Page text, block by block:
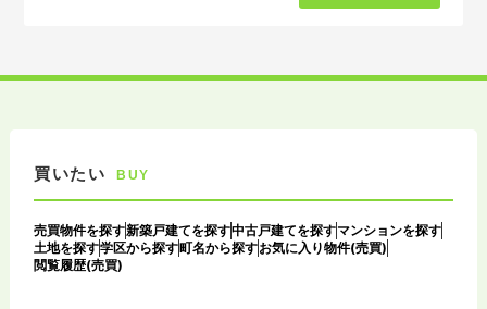
買いたい BUY
売買物件を探す新築戸建てを探す中古戸建てを探すマンションを探す
土地を探す学区から探す町名から探すお気に入り物件(売買)
閲覧履歴(売買)